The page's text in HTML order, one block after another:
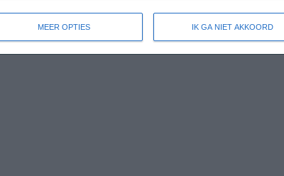
MEER OPTIES IK GA NIET AKKOORD
bekijk de uitgebreide weersverwachting voor Sustrum